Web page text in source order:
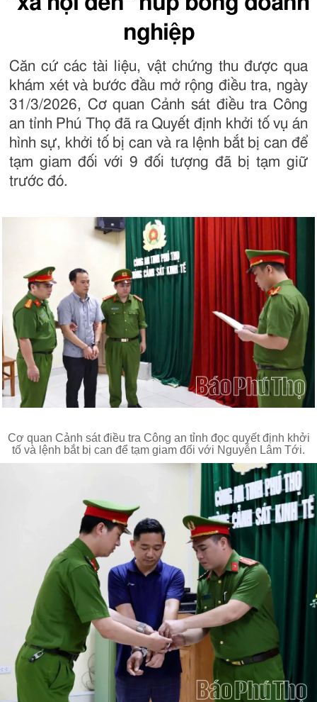
nghiệp
Căn cứ các tài liệu, vật chứng thu được qua
khám xét và bước đầu mở rộng điều tra, ngày
31/3/2026, Cơ quan Cảnh sát điều tra Công
an tỉnh Phú Thọ đã ra Quyết định khởi tố vụ án
hình sự, khởi tố bị can và ra lệnh bắt bị can để
tạm giam đối với 9 đối tượng đã bị tạm giữ
trước đó.
Cơ quan Cảnh sát điều tra Công an tỉnh đọc quyết định khởi
tố và lệnh bắt bị can để tạm giam đối với Nguyễn Lâm Tới.